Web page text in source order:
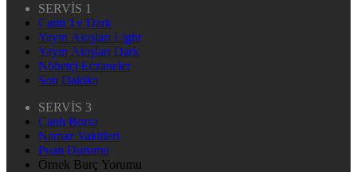
SERVİS 1
Canlı Tv Dark
Yayın Akışları Light
Yayın Akışları Dark
Nöbetçi Eczaneler
Son Dakika
SERVİS 3
Canlı Borsa
Namaz Vakitleri
Puan Durumu
Örnek Burç Yorumu